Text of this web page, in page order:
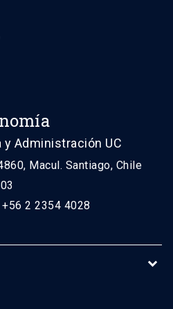
y Administración UC
Macul. Santiago, Chile
2 2354 4028